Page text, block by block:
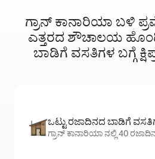
ಗ್ರಾನ್ ಕಾನಾರಿಯಾ ಬಳಿ
ಎತ್ತರದ ಶೌಚಾಲಯ
ಬಾಡಿಗೆ ವಸತಿಗಳ ಬಗ್ಗೆ
ಒಟ್ಟು ರಜಾದಿನದ ಬಾಡಿಗೆ
ಗ್ರಾನ್ ಕಾನಾರಿಯಾ ನಲ್ಲಿ 40